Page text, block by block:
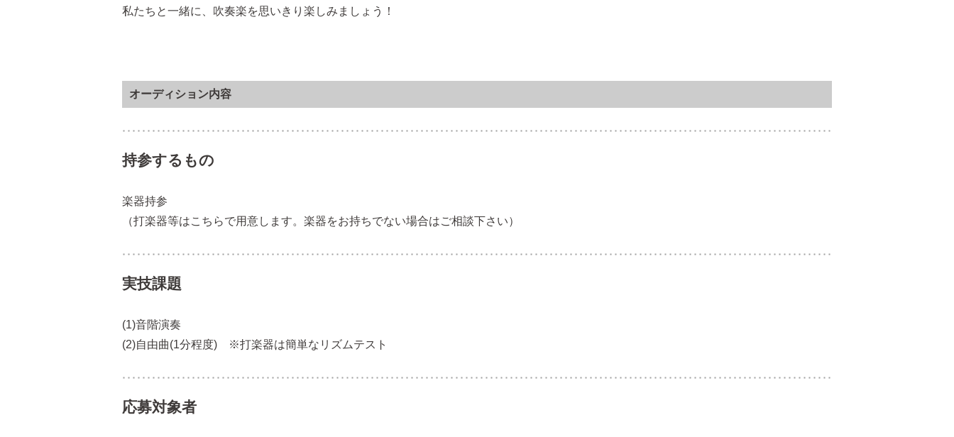
私たちと一緒に、吹奏楽を思いきり楽しみましょう！
オーディション内容
持参するもの
楽器持参
（打楽器等はこちらで用意します。楽器をお持ちでない場合はご相談下さい）
実技課題
(1)音階演奏
(2)自由曲(1分程度) ※打楽器は簡単なリズムテスト
応募対象者